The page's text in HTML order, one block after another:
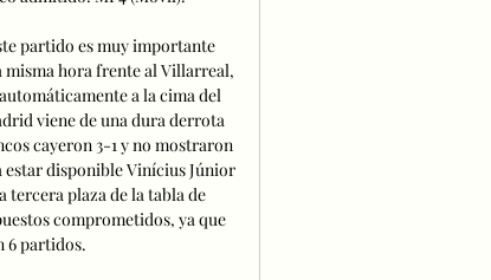
partido es muy importante
misma hora frente al Villarreal,
a la cima del
viene de una dura derrota
cayeron 3-1 y no mostraron
estar disponible Vinícius Júnior
tercera plaza de la tabla de
comprometidos, ya que
6 partidos.